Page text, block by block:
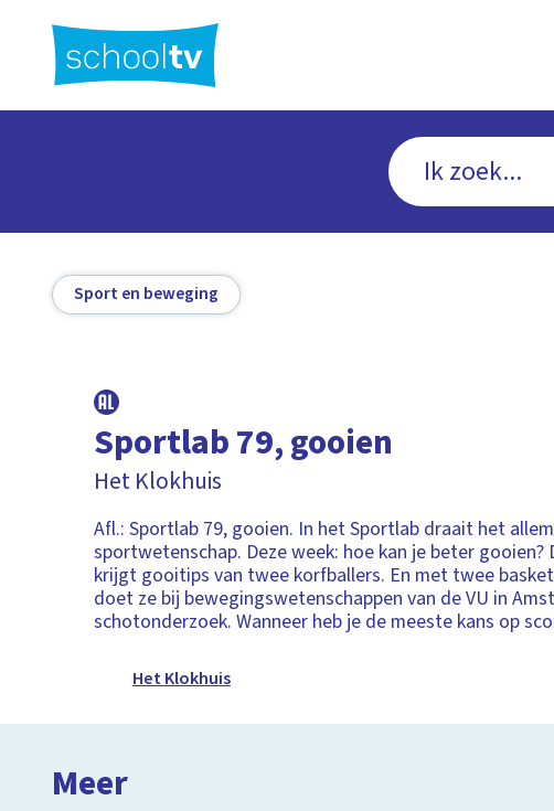
hoofdinhoud
Sport en beweging
Sportlab 79, gooien
Het Klokhuis
Afl.: Sportlab 79, gooien. In het Sportlab draait het
sportwetenschap. Deze week: hoe kan je beter gooien?
krijgt gooitips van twee korfballers. En met twee
doet ze bij bewegingswetenschappen van de VU in
schotonderzoek. Wanneer heb je de meeste kans op
Het Klokhuis
Meer